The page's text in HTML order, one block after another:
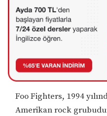
Foo Fighters, 1994
Amerikan rock